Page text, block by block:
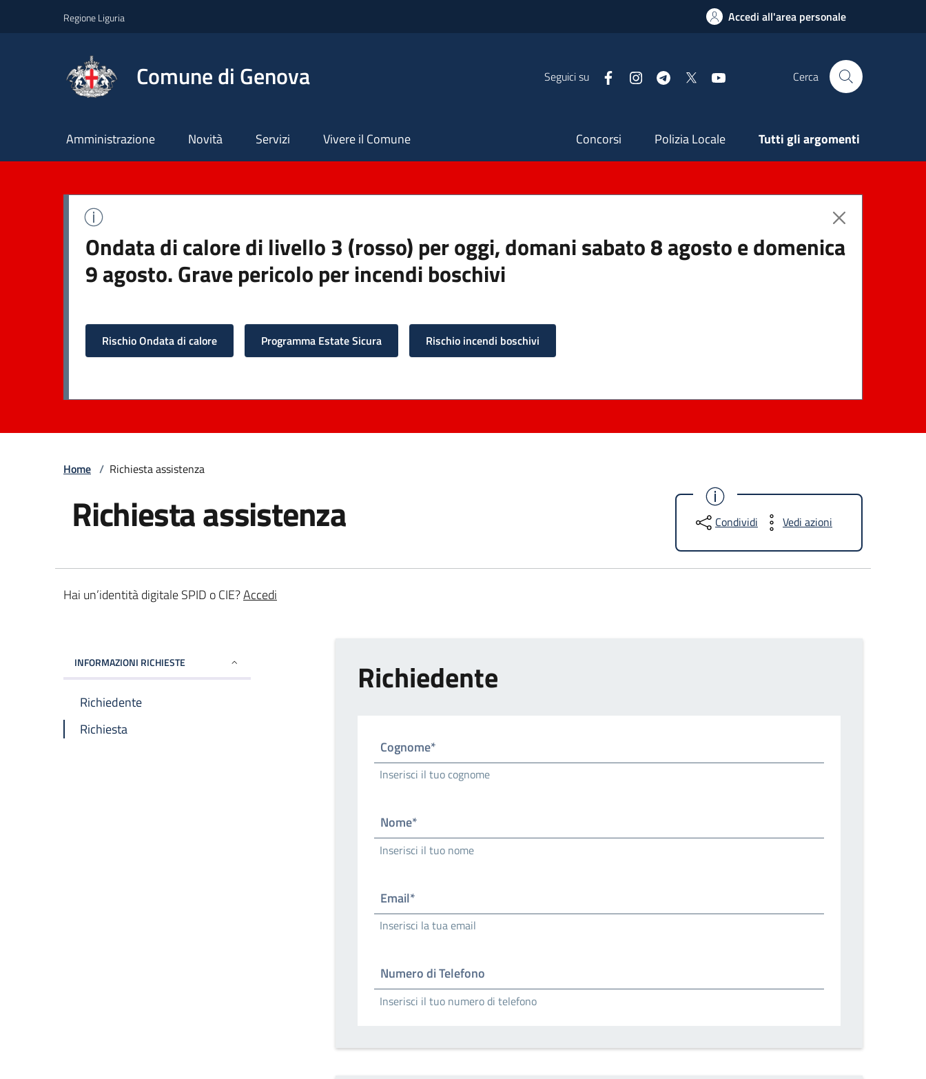
Regione Liguria Accedi all'area personale
Comune di Genova Seguici su FacebookInstagramTelegram Cerca
Principale
Amministrazione Novità Servizi Vivere il Comune Secondaria
Concorsi Polizia Locale Tutti gli argomenti
Ondata di calore di livello 3 (rosso) per oggi, domani sabato 8 agosto e domenica
9 agosto. Grave pericolo per incendi boschivi
Rischio Ondata di calore Programma Estate Sicura Rischio incendi boschivi
Home / Richiesta assistenza
Richiesta assistenza Condividi Vedi azioni
Hai un’identità digitale SPID o CIE?Accedi
INFORMAZIONI RICHIESTE
Richiedente
Richiesta
Richiedente
Cognome*
Inserisci il tuo cognome
Nome*
Inserisci il tuo nome
Email*
Inserisci la tua email
Numero di Telefono
Inserisci il tuo numero di telefono